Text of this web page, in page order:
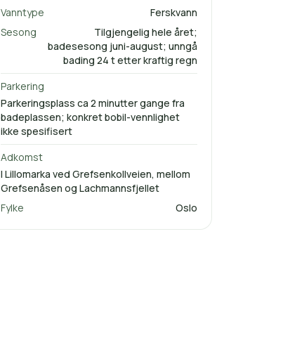
Vanntype
Ferskvann
Sesong
Tilgjengelig hele året;
badesesong juni-august; unngå
bading 24 t etter kraftig regn
Parkering
Parkeringsplass ca 2 minutter gange fra
badeplassen; konkret bobil-vennlighet
ikke spesifisert
Adkomst
I Lillomarka ved Grefsenkollveien, mellom
Grefsenåsen og Lachmannsfjellet
Fylke
Oslo